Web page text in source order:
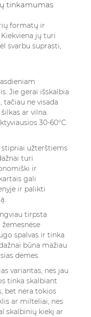
tinkamumas
formatų ir
jų turi
svarbu suprasti,
Jie gerai išskalbia
ne visada
ar vilna.
30-60°C
užterštiems
turi
ir
gali
ir palikti
tirpsta
spalvas ir tinka
būna mažiau
dėmes.
variantas, nes jau
tinka skalbiant
bet nėra tokios
ar milteliai, nes
skalbinių kiekį ar